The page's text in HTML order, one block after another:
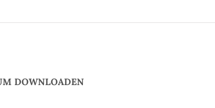
DOWNLOADEN